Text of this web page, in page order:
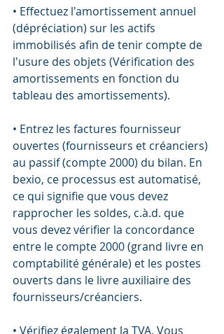
• Effectuez l'amortissement annuel
(dépréciation) sur les actifs
immobilisés afin de tenir compte de
l'usure des objets (Vérification des
amortissements en fonction du
tableau des amortissements).
• Entrez les factures fournisseur
ouvertes (fournisseurs et créanciers)
au passif (compte 2000) du bilan. En
bexio, ce processus est automatisé,
ce qui signifie que vous devez
rapprocher les soldes, c.à.d. que
vous devez vérifier la concordance
entre le compte 2000 (grand livre en
comptabilité générale) et les postes
ouverts dans le livre auxiliaire des
fournisseurs/créanciers.
• Vérifiez également la TVA. Vous